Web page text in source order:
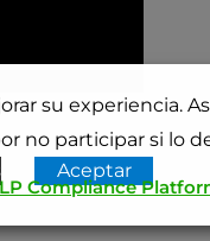
su experiencia.
no participar si lo
Aceptar
Compliance